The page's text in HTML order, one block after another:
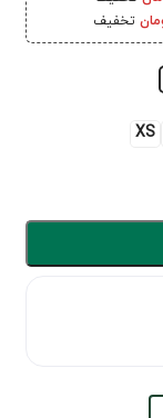
تخفیف
XS